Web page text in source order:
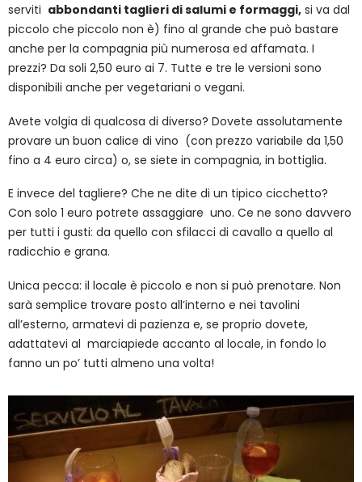
serviti abbondanti taglieri di salumi e formaggi, si va dal
piccolo che piccolo non è) fino al grande che può bastare
anche per la compagnia più numerosa ed affamata. I
prezzi? Da soli 2,50 euro ai 7. Tutte e tre le versioni sono
disponibili anche per vegetariani o vegani.
Avete volgia di qualcosa di diverso? Dovete assolutamente
provare un buon calice di vino (con prezzo variabile da 1,50
fino a 4 euro circa) o, se siete in compagnia, in bottiglia.
E invece del tagliere? Che ne dite di un tipico cicchetto?
Con solo 1 euro potrete assaggiare uno. Ce ne sono davvero
per tutti i gusti: da quello con sfilacci di cavallo a quello al
radicchio e grana.
Unica pecca: il locale è piccolo e non si può prenotare. Non
sarà semplice trovare posto all’interno e nei tavolini
all’esterno, armatevi di pazienza e, se proprio dovete,
adattatevi al marciapiede accanto al locale, in fondo lo
fanno un po’ tutti almeno una volta!